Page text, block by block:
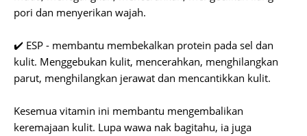
pori dan menyerikan wajah.
✔️ ESP - membantu membekalkan protein pada sel dan
kulit. Menggebukan kulit, mencerahkan, menghilangkan
parut, menghilangkan jerawat dan mencantikkan kulit.
Kesemua vitamin ini membantu mengembalikan
keremajaan kulit. Lupa wawa nak bagitahu, ia juga